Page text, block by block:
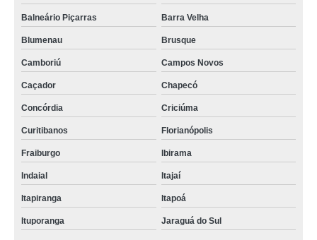
Balneário Piçarras Barra Velha
Blumenau Brusque
Camboriú Campos Novos
Caçador Chapecó
Concórdia Criciúma
Curitibanos Florianópolis
Fraiburgo Ibirama
Indaial Itajaí
Itapiranga Itapoá
Ituporanga Jaraguá do Sul